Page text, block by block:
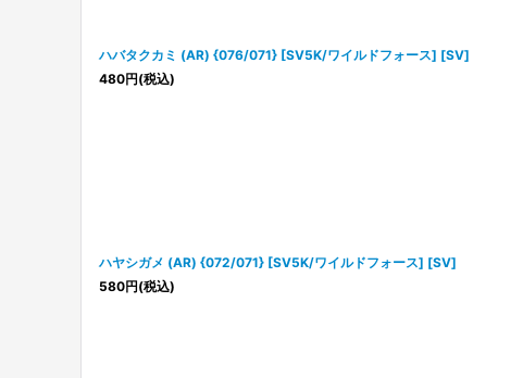
ハバタクカミ (AR) {076/071} [SV5K/ワイルドフォース] [SV]
480円(税込)
ハヤシガメ (AR) {072/071} [SV5K/ワイルドフォース] [SV]
580円(税込)